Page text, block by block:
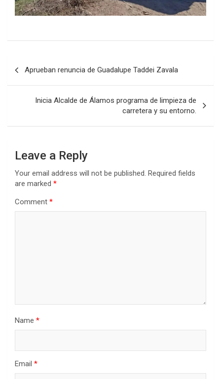
navigation
Aprueban renuncia de Guadalupe Taddei Zavala
Inicia Alcalde de Álamos programa de limpieza de
carretera y su entorno.
Leave a Reply
Your email address will not be published. Required fields
are marked *
Comment *
Name *
Email *